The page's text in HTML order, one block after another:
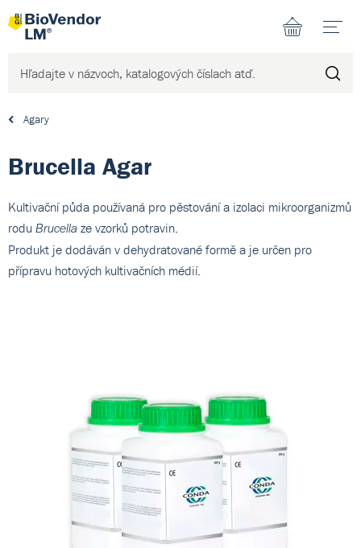
Agary
Brucella Agar
Kultivační půda používaná pro pěstování a izolaci mikroorganizmů
rodu Brucella ze vzorků potravin.
Produkt je dodáván v dehydratované formě a je určen pro
přípravu hotových kultivačních médií.